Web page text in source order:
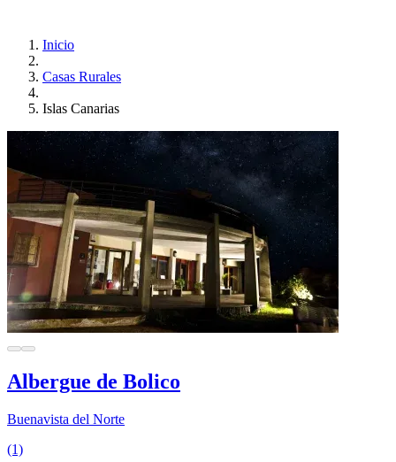
Inicio
Casas Rurales
Islas Canarias
Albergue de Bolico
Buenavista del Norte
(1)